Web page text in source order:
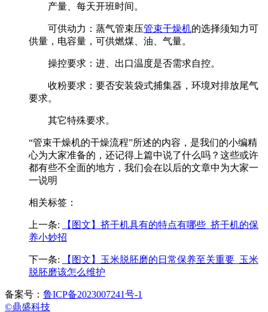
产量、每天开班时间。
可供动力：蒸气管束压管束干燥机的选择须知力可
供量，电容量，可供燃煤、油、气量。
操控要求：进、出口温度是否需求自控。
收粉要求：要否安装袋式捕集器，环境对排放尾气
要求。
其它特殊要求。
“管束干燥机的干燥流程”所述的内容，是我们的小编精
心为大家准备的，还记得上篇中说了什么吗？这些或许
都有些不全面的地方，我们会在以后的文章中为大家一
一说明
相关标签：
上一条:
【图文】挤干机具有的特点有哪些_挤干机的保
养小妙招
下一条:
【图文】玉米脱胚磨的日常保养至关重要_玉米
脱胚磨该怎么维护
备案号： 鲁ICP备2023007241号-1
©鼎盛科技